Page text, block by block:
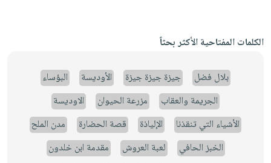
الكلمات المفتاحية الأكثر بحثاً
بلال فضل جيزة جيزة جيزة الأوديسة
البؤساء
الجريمة والعقاب
مزرعة الحيوان
الاوديسة
الأشياء التي تنقذنا
الإلياذة قصة الحضارة
مدن الملح
الخبز الحافي
لعبة العروش
مقدمة ابن خلدون